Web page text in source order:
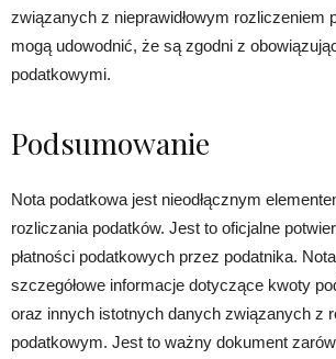
związanych z nieprawidłowym rozliczeniem
mogą udowodnić, że są zgodni z
podatkowymi.
Podsumowanie
Nota podatkowa jest nieodłącznym
rozliczania podatków. Jest to oficjalne
płatności podatkowych przez podatnika.
szczegółowe informacje dotyczące kwoty
oraz innych istotnych danych związanych z
podatkowym. Jest to ważny dokument